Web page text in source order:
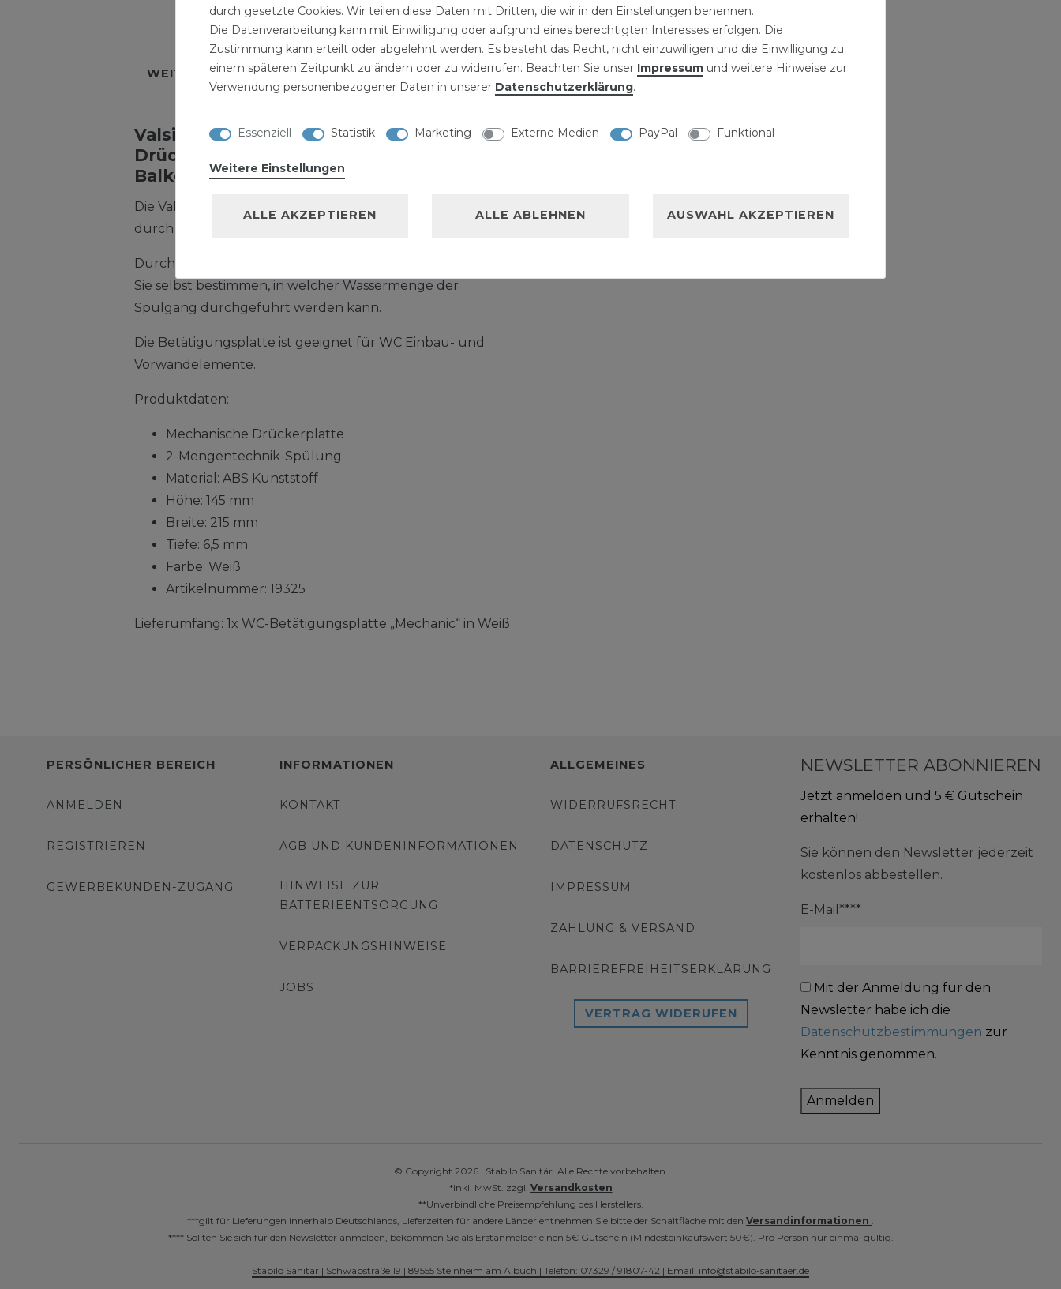
BESCHREIBUNG TECHNISCHE DATEN
WEITERE DETAILS HERSTELLERKENNZEICHNUNG
Valsir Betätigungsplatte "Ida"
Drückerplatte Mechanisch Weiß Rund mit
Balken
Die Valsir Betätigungsplatte „Mechanic Weiß“ überzeugt
durch ein schönes und schlichtes Design.
Durch die Wassersparende 2-Mengen-Spültechnik können
Sie selbst bestimmen, in welcher Wassermenge der
Spülgang durchgeführt werden kann.
Die Betätigungsplatte ist geeignet für WC Einbau- und
Vorwandelemente.
Produktdaten:
Mechanische Drückerplatte
2-Mengentechnik-Spülung
Material: ABS Kunststoff
Höhe: 145 mm
Breite: 215 mm
Tiefe: 6,5 mm
Farbe: Weiß
Artikelnummer: 19325
Lieferumfang: 1x WC-Betätigungsplatte „Mechanic“ in Weiß
PERSÖNLICHER BEREICH
ANMELDEN
REGISTRIEREN
GEWERBEKUNDEN-ZUGANG
INFORMATIONEN
KONTAKT
AGB UND KUNDENINFORMATIONEN
HINWEISE ZUR
BATTERIEENTSORGUNG
VERPACKUNGSHINWEISE
JOBS
ALLGEMEINES
WIDERRUFSRECHT
DATENSCHUTZ
IMPRESSUM
ZAHLUNG & VERSAND
BARRIEREFREIHEITSERKLÄRUNG
VERTRAG WIDERUFEN
NEWSLETTER ABONNIEREN
Jetzt anmelden und 5 € Gutschein
erhalten!
Sie können den Newsletter jederzeit
kostenlos abbestellen.
E-Mail****
Mit der Anmeldung für den
Newsletter habe ich die
Datenschutzbestimmungen zur
Kenntnis genommen.
Anmelden
© Copyright 2026 | Stabilo Sanitär. Alle Rechte vorbehalten.
*inkl. MwSt. zzgl. Versandkosten
**Unverbindliche Preisempfehlung des Herstellers.
***gilt für Lieferungen innerhalb Deutschlands, Lieferzeiten für andere Länder entnehmen Sie bitte der Schaltfläche mit den Versandinformationen .
**** Sollten Sie sich für den Newsletter anmelden, bekommen Sie als Erstanmelder einen 5€ Gutschein (Mindesteinkaufswert 50€). Pro Person nur einmal gültig.
Stabilo Sanitär | Schwabstraße 19 | 89555 Steinheim am Albuch | Telefon: 07329 / 91807-42 | Email: info@stabilo-sanitaer.de
durch gesetzte Cookies. Wir teilen diese Daten mit Dritten, die wir in den Einstellungen benennen.
Die Datenverarbeitung kann mit Einwilligung oder aufgrund eines berechtigten Interesses erfolgen. Die
Zustimmung kann erteilt oder abgelehnt werden. Es besteht das Recht, nicht einzuwilligen und die Einwilligung zu
einem späteren Zeitpunkt zu ändern oder zu widerrufen. Beachten Sie unser Impressum und weitere Hinweise zur
Verwendung personenbezogener Daten in unserer Daten­schutz­erklärung.
Essenziell Statistik Marketing Externe Medien PayPal Funktional
Weitere Einstellungen
ALLE AKZEPTIEREN ALLE ABLEHNEN AUSWAHL AKZEPTIEREN